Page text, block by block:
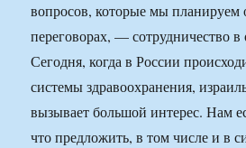
вопросов, которые мы планируем
переговорах, — сотрудничество
Сегодня, когда в России
системы здравоохранения,
вызывает большой интерес. Нам
что предложить, в том числе и в